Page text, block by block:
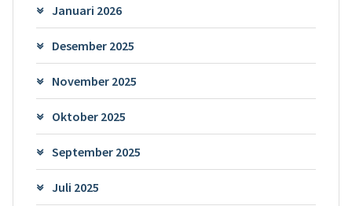
Januari 2026
Desember 2025
November 2025
Oktober 2025
September 2025
Juli 2025